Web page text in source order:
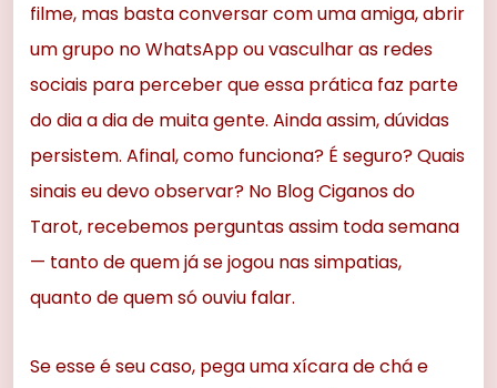
filme, mas basta conversar com uma amiga, abrir
um grupo no WhatsApp ou vasculhar as redes
sociais para perceber que essa prática faz parte
do dia a dia de muita gente. Ainda assim, dúvidas
persistem. Afinal, como funciona? É seguro? Quais
sinais eu devo observar? No Blog Ciganos do
Tarot, recebemos perguntas assim toda semana
— tanto de quem já se jogou nas simpatias,
quanto de quem só ouviu falar.
Se esse é seu caso, pega uma xícara de chá e